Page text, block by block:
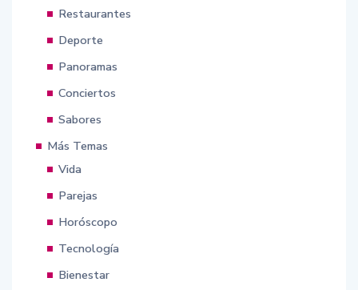
Restaurantes
Deporte
Panoramas
Conciertos
Sabores
Más Temas
Vida
Parejas
Horóscopo
Tecnología
Bienestar